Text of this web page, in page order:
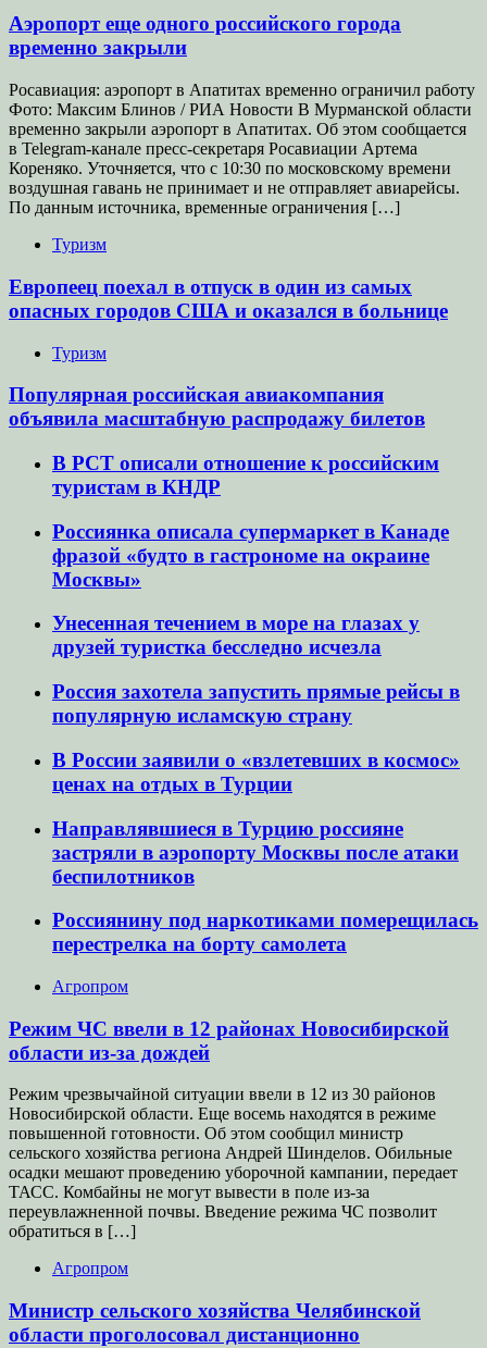
Аэропорт еще одного российского города
временно закрыли
Росавиация: аэропорт в Апатитах временно ограничил работу
Фото: Максим Блинов / РИА Новости В Мурманской области
временно закрыли аэропорт в Апатитах. Об этом сообщается
в Telegram-канале пресс-секретаря Росавиации Артема
Кореняко. Уточняется, что с 10:30 по московскому времени
воздушная гавань не принимает и не отправляет авиарейсы.
По данным источника, временные ограничения […]
Туризм
Европеец поехал в отпуск в один из самых
опасных городов США и оказался в больнице
Туризм
Популярная российская авиакомпания
объявила масштабную распродажу билетов
В РСТ описали отношение к российским
туристам в КНДР
Россиянка описала супермаркет в Канаде
фразой «будто в гастрономе на окраине
Москвы»
Унесенная течением в море на глазах у
друзей туристка бесследно исчезла
Россия захотела запустить прямые рейсы в
популярную исламскую страну
В России заявили о «взлетевших в космос»
ценах на отдых в Турции
Направлявшиеся в Турцию россияне
застряли в аэропорту Москвы после атаки
беспилотников
Россиянину под наркотиками померещилась
перестрелка на борту самолета
Агропром
Режим ЧС ввели в 12 районах Новосибирской
области из-за дождей
Режим чрезвычайной ситуации ввели в 12 из 30 районов
Новосибирской области. Еще восемь находятся в режиме
повышенной готовности. Об этом сообщил министр
сельского хозяйства региона Андрей Шинделов. Обильные
осадки мешают проведению уборочной кампании, передает
ТАСС. Комбайны не могут вывести в поле из-за
переувлажненной почвы. Введение режима ЧС позволит
обратиться в […]
Агропром
Министр сельского хозяйства Челябинской
области проголосовал дистанционно